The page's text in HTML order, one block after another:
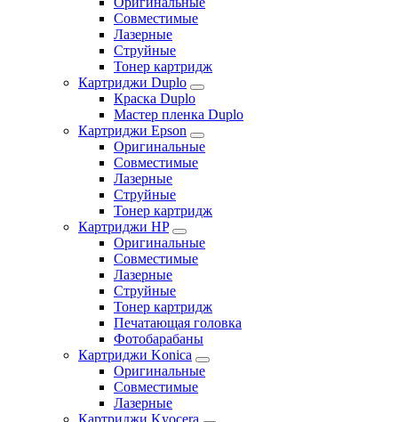
Совместимые
Лазерные
Струйные
Тонер картридж
Картриджи Duplo
Краска Duplo
Мастер пленка Duplo
Картриджи Epson
Оригинальные
Совместимые
Лазерные
Струйные
Тонер картридж
Картриджи HP
Оригинальные
Совместимые
Лазерные
Струйные
Тонер картридж
Печатающая головка
Фотобарабаны
Картриджи Konica
Оригинальные
Совместимые
Лазерные
Картриджи Kyocera